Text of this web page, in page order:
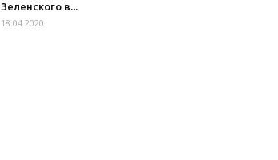
Зеленского в...
18.04.2020